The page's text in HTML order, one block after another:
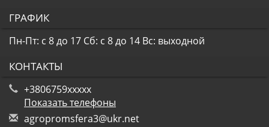
ГРАФИК
Пн-Пт: с 8 до 17 Сб: с 8 до 14 Вс: выходной
КОНТАКТЫ
+3806759xxxxx
Показать телефоны
agropromsfera3@ukr.net